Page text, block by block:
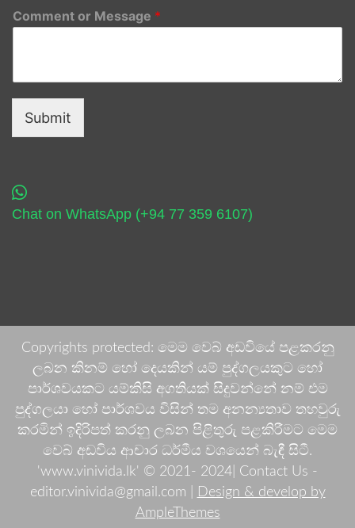
Comment or Message *
Submit
Chat on WhatsApp (+94 77 359 6107)
Copyrights protected: මෙම වෙබ් අඩවියේ පළකරනු
ලබන කිනම් හෝ දෙයකින් යම් පුද්ගලයකුට හෝ
පාර්ශවයකට යම්කිසි අගතියක් සිදුවන්නේ නම් එම
පුද්ගලයා හෝ පාර්ශවය විසින් තම අනන්‍යතාව තහවුරු
කරමින් ඉදිරිපත් කරනු ලබන පිළිතුරු පළකිරීමට මෙම
වෙබ් අඩවිය ආචාර ධර්මීය වශයෙන් බැඳී සිටී.
'www.vinivida.lk' © 2021- 2024| Contact Us -
editor.vinivida@gmail.com |
Design & develop by
AmpleThemes